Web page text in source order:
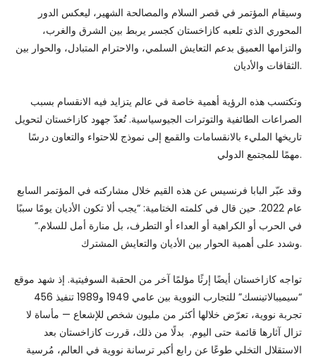
وسيقام المؤتمر في قصر السلام والمصالحة الشهير، ليعكس الدور
المحوري الذي تلعبه كازاخستان كجسر يربط بين الشرق والغرب،
والتزامها العميق بدعم التعايش السلمي، والاحترام المتبادل، والحوار بين
الثقافات والأديان.
وتكتسب هذه الرؤية أهمية خاصة في عالم يتزايد فيه الانقسام بسبب
الصراعات الطائفية والتوترات الجيوسياسية. تُعدّ جهود كازاخستان لتحويل
تاريخها المليء بالانقسامات والقمع إلى نموذج للاحتواء والتعاون درسًا
مهمًا للمجتمع الدولي.
وقد عبّر البابا فرنسيس عن هذه القيم خلال مشاركته في المؤتمر السابع
عام 2022. حين قال في كلمته الختامية: “يجب ألا تكون الأديان يومًا سببًا
في الحرب أو الكراهية أو العداء أو التطرف، بل منارة أمل للسلام.”
وشدد على أهمية الحوار بين الأديان والتعايش المشترك.
تواجه كازاخستان أيضًا إرثًا مؤلمًا آخر من الحقبة السوفيتية. إذ شهد موقع
“سيميبالاتينسك” للتجارب النووية بين عامي 1949 و1989 تنفيذ 456
تجربة نووية، تعرّض خلالها أكثر من مليون شخص للإشعاع — مأساة لا
تزال آثارها قائمة حتى اليوم. بدلًا من ذلك، قررت كازاخستان بعد
الاستقلال التخلي طوعًا عن رابع أكبر ترسانة نووية في العالم، مُرسية